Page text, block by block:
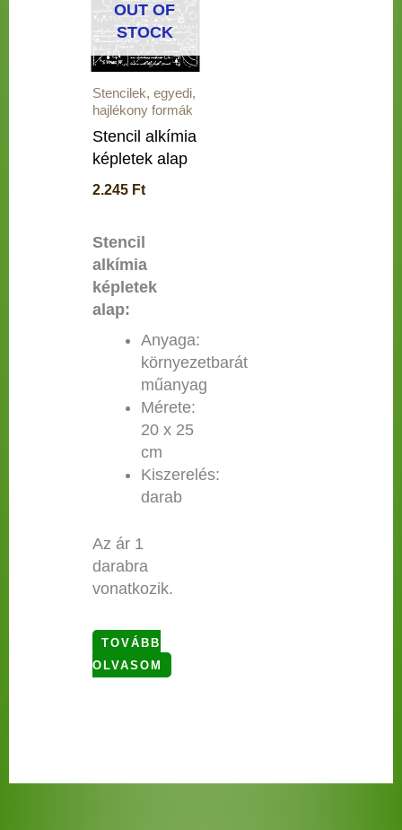
OUT OF
STOCK
Stencilek, egyedi,
hajlékony formák
Stencil alkímia
képletek alap
2.245 Ft
Stencil
alkímia
képletek
alap:
Anyaga:
környezetbarát
műanyag
Mérete:
20 x 25
cm
Kiszerelés:
darab
Az ár 1
darabra
vonatkozik.
TOVÁBB
OLVASOM